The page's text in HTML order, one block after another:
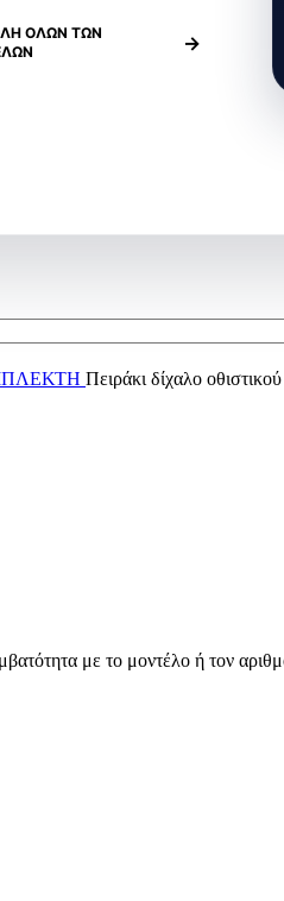
ΟΛΩΝ ΤΩΝ
Πειράκι δίχαλο
με το μοντέλο ή τον